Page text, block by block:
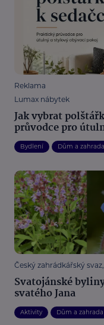
Reklama
Lumax nábytek
Jak vybrat
průvodce pro
Bydlení Dům a zahrada
Český zahrádkářský svaz,
Svatojánské
svatého Jana
Aktivity Dům a zahrada